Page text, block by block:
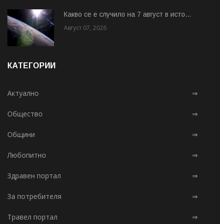
Какво се е случило на 7 август в исто...
Август 07, 2026
КАТЕГОРИИ
Актуално ⇒
Общество ⇒
Общини ⇒
Любопитно ⇒
Здравен портал ⇒
За потребителя ⇒
Травел портал ⇒